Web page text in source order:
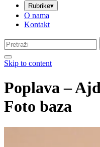
Rubrike▾
O nama
Kontakt
Pretraga:
Skip to content
Poplava –
Foto baza